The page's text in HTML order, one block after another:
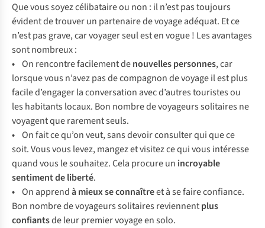
Que vous soyez célibataire ou non : il n’est pas toujours
évident de trouver un partenaire de voyage adéquat. Et ce
n’est pas grave, car voyager seul est en vogue! Les avantages
sont nombreux :
• On rencontre facilement denouvelles personnes, car
lorsque vous n’avez pas de compagnon de voyage il est plus
facile d’engager la conversation avec d’autres touristes ou
les habitants locaux. Bon nombre de voyageurs solitaires ne
voyagent que rarement seuls.
• On fait ce qu’on veut, sans devoir consulter qui que ce
soit. Vous vous levez, mangez et visitez ce qui vous intéresse
quand vous le souhaitez. Cela procure un incroyable
sentiment de liberté.
• On apprendà mieux se connaîtreet à se faire confiance.
Bon nombre de voyageurs solitaires reviennentplus
confiantsde leur premier voyage en solo.